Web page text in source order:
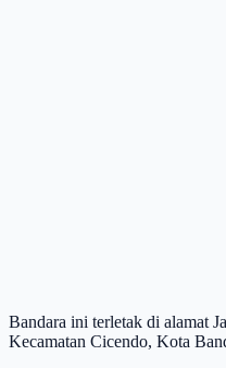
Bandara ini terletak di alamat
Kecamatan Cicendo, Kota